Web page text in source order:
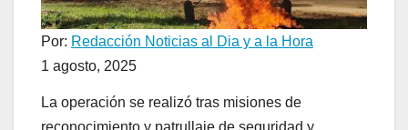
Por: Redacción Noticias al Dia y a la Hora
1 agosto, 2025
La operación se realizó tras misiones de
reconocimiento y patrullaje de seguridad y